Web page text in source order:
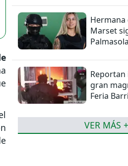
Hermana
Marset
gran
Feria
VER MÁS +